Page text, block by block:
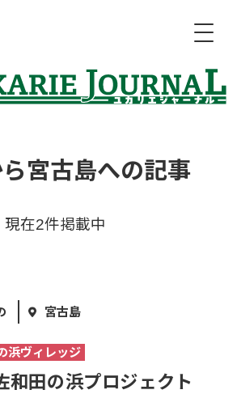
宮古島への記事
現在2件掲載中
宮古島
浜ヴィレッジ
和田の浜プロジェクト